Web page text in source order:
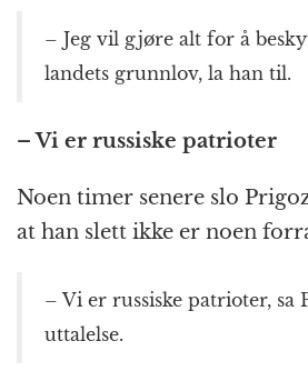
– Jeg vil gjøre alt for å
landets grunnlov, la han til.
– Vi er russiske patrioter
Noen timer senere slo
at han slett ikke er noen
– Vi er russiske patrioter, sa
uttalelse.